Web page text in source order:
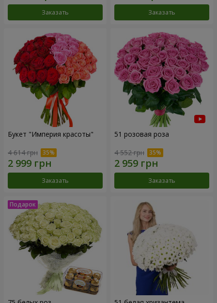
Заказать Заказать
Букет "Империя красоты"
4 614 грн
Заказать
51 розовая роза
4 552 грн
Заказать